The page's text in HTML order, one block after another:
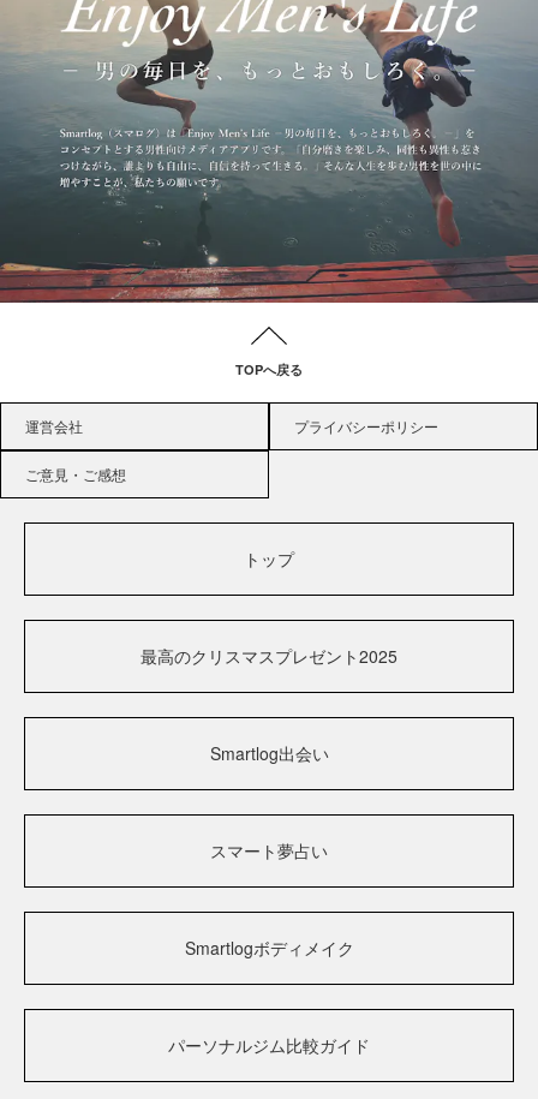
TOPへ戻る
運営会社 プライバシーポリシー
ご意見・ご感想
トップ
最高のクリスマスプレゼント2025
Smartlog出会い
スマート夢占い
Smartlogボディメイク
パーソナルジム比較ガイド